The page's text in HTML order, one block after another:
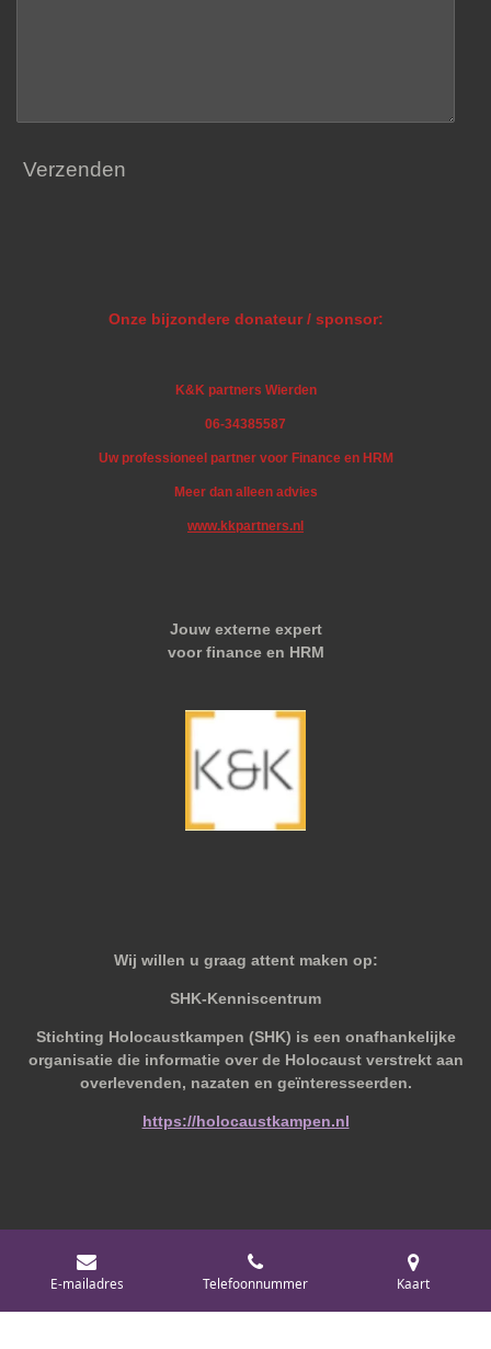
Verzenden
Onze bijzondere donateur / sponsor:
K&K partners Wierden
06-34385587
Uw professioneel partner voor Finance en HRM
Meer dan alleen advies
www.kkpartners.nl
Jouw externe expert
voor finance en HRM
Wij willen u graag attent maken op:
SHK-Kenniscentrum
Stichting Holocaustkampen (SHK) is een onafhankelijke
organisatie die informatie over de Holocaust verstrekt aan
overlevenden, nazaten en geïnteresseerden.
https://holocaustkampen.nl
© 2019 - 2026 Behoudvanoud
Powered byJouwWeb
E-mailadres Telefoonnummer Kaart